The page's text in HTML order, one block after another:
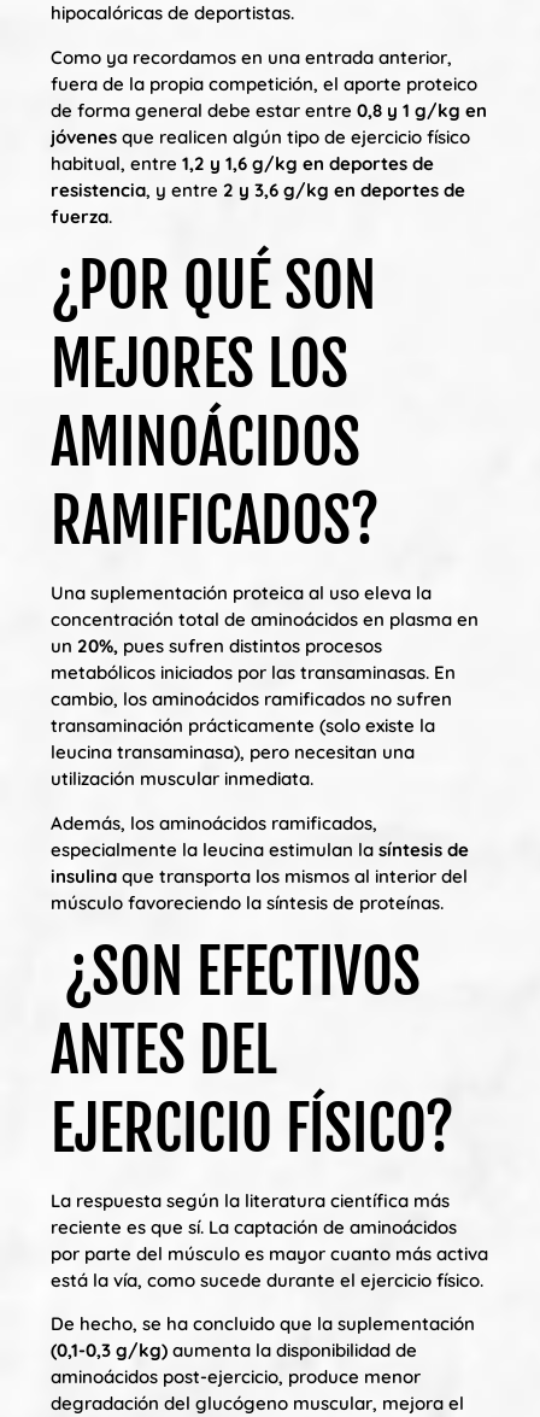
hipocalóricas de deportistas.
Como ya recordamos en una entrada anterior,
fuera de la propia competición, el aporte proteico
de forma general debe estar entre 0,8 y 1 g/kg en
jóvenes que realicen algún tipo de ejercicio físico
habitual, entre 1,2 y 1,6 g/kg en deportes de
resistencia, y entre 2 y 3,6 g/kg en deportes de
fuerza.
¿POR QUÉ SON
MEJORES LOS
AMINOÁCIDOS
RAMIFICADOS?
Una suplementación proteica al uso eleva la
concentración total de aminoácidos en plasma en
un 20%, pues sufren distintos procesos
metabólicos iniciados por las transaminasas. En
cambio, los aminoácidos ramificados no sufren
transaminación prácticamente (solo existe la
leucina transaminasa), pero necesitan una
utilización muscular inmediata.
Además, los aminoácidos ramificados,
especialmente la leucina estimulan la síntesis de
insulina que transporta los mismos al interior del
músculo favoreciendo la síntesis de proteínas.
¿SON EFECTIVOS
ANTES DEL
EJERCICIO FÍSICO?
La respuesta según la literatura científica más
reciente es que sí. La captación de aminoácidos
por parte del músculo es mayor cuanto más activa
está la vía, como sucede durante el ejercicio físico.
De hecho, se ha concluido que la suplementación
(0,1-0,3 g/kg) aumenta la disponibilidad de
aminoácidos post-ejercicio, produce menor
degradación del glucógeno muscular, mejora el